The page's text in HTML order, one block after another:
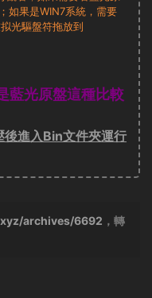
如果是WIN7系統，需要
光驅盤符拖放到
藍光原盤這種比較
進入Bin文件夾運行
archives/6692 ，轉